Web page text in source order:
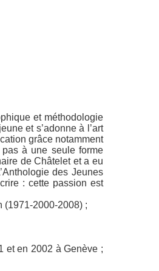
et méthodologie
et s’adonne à l’art
grâce notamment
à une seule forme
de Châtelet et a eu
des Jeunes
: cette passion est
(1971-2000-2008) ;
et en 2002 à Genève ;